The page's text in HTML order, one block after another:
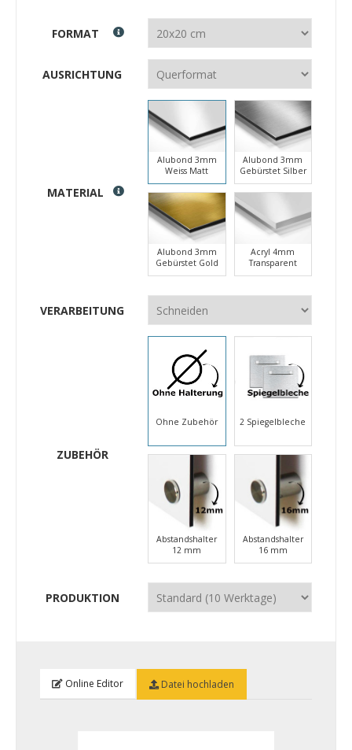
FORMAT
AUSRICHTUNG
MATERIAL
Alubond 3mm
Weiss Matt
Alubond 3mm
Gebürstet Silber
Alubond 3mm
Gebürstet Gold
Acryl 4mm
Transparent
VERARBEITUNG
ZUBEHÖR
Ohne Zubehör 2 Spiegelbleche
Abstandshalter
12 mm
Abstandshalter
16 mm
PRODUKTION
Online Editor Datei hochladen